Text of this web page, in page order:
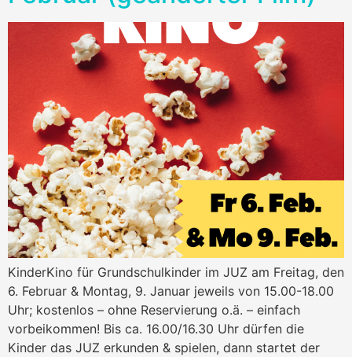
KinderKino für Grundschulkinder im JUZ am Freitag, den
6. Februar & Montag, 9. Januar jeweils von 15.00-18.00
Uhr; kostenlos – ohne Reservierung o.ä. – einfach
vorbeikommen! Bis ca. 16.00/16.30 Uhr dürfen die
Kinder das JUZ erkunden & spielen, dann startet der